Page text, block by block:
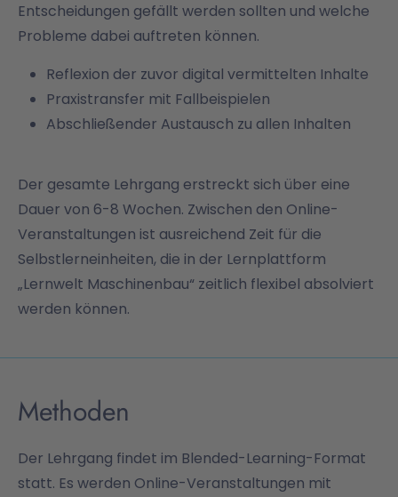
Entscheidungen gefällt werden sollten und welche
Probleme dabei auftreten können.
Reflexion der zuvor digital vermittelten Inhalte
Praxistransfer mit Fallbeispielen
Abschließender Austausch zu allen Inhalten
Der gesamte Lehrgang erstreckt sich über eine
Dauer von 6-8 Wochen. Zwischen den Online-
Veranstaltungen ist ausreichend Zeit für die
Selbstlerneinheiten, die in der Lernplattform
„Lernwelt Maschinenbau“ zeitlich flexibel absolviert
werden können.
Methoden
Der Lehrgang findet im Blended-Learning-Format
statt. Es werden Online-Veranstaltungen mit